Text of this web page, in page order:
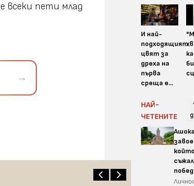
всеки пети млад
→
И най-
подходящият
цвят за
дреха на
първа
среща е...
НАЙ-
ЧЕТЕНИТЕ